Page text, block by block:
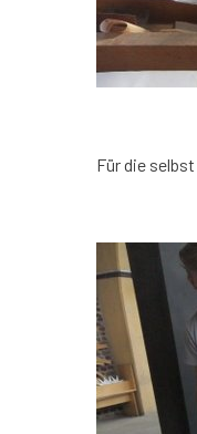
Für die